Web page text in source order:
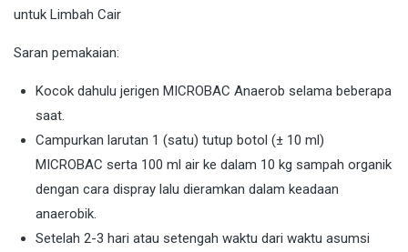
Saran pemakaian:
Kocok dahulu jerigen MICROBAC Anaerob selama beberapa
saat.
Campurkan larutan 1 (satu) tutup botol (± 10 ml)
MICROBAC serta 100 ml air ke dalam 10 kg sampah organik
dengan cara dispray lalu dieramkan dalam keadaan
anaerobik.
Setelah 2-3 hari atau setengah waktu dari waktu asumsi